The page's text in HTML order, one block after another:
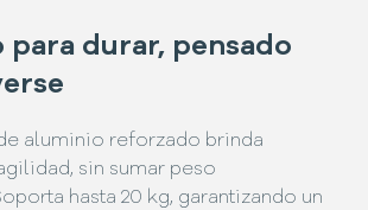
para durar, pensado
aluminio reforzado brinda
sin sumar peso
hasta 20 kg, garantizando un